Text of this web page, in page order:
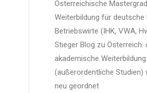
Österreichische
Weiterbildung für
Betriebswirte (IHK, VWA,
Stieger Blog zu Österreich:
akademische Weiterbildung
(außerordentliche Studien)
neu geordnet